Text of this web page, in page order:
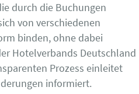
durch die Buchungen
von verschiedenen
binden, ohne dabei
Hotelverbands Deutschland
Prozess einleitet
informiert.